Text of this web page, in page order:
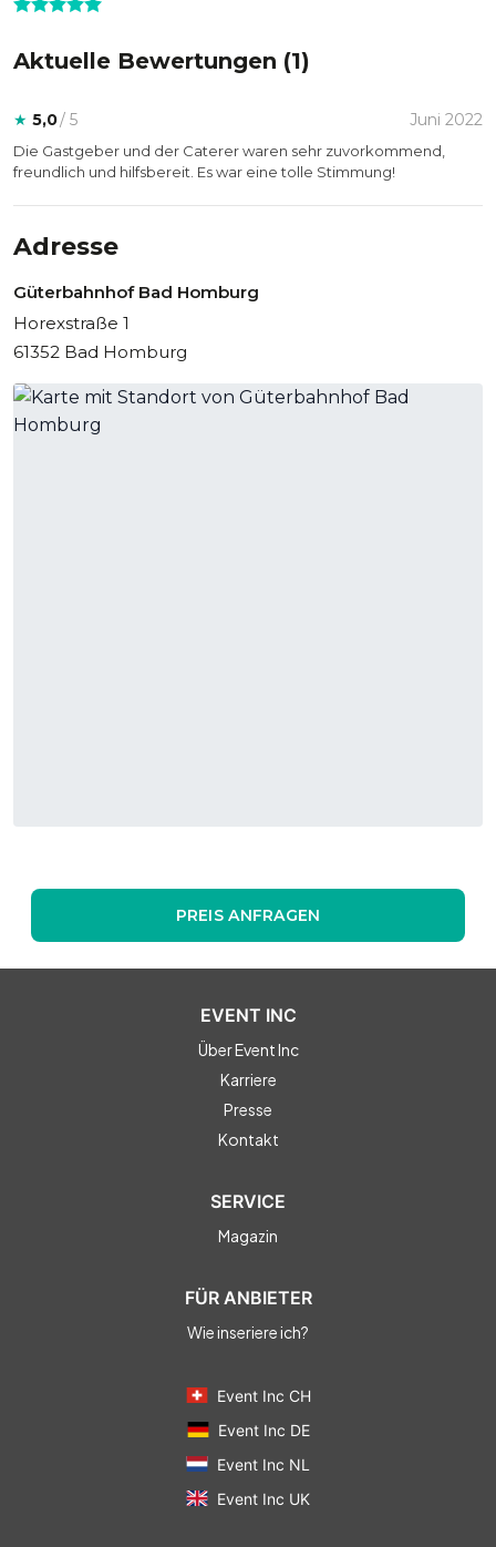
Aktuelle Bewertungen (1)
★ 5,0/ 5 Juni 2022
Die Gastgeber und der Caterer waren sehr zuvorkommend,
freundlich und hilfsbereit. Es war eine tolle Stimmung!
Adresse
Güterbahnhof Bad Homburg
Horexstraße 1
61352 Bad Homburg
PREIS ANFRAGEN
EVENT INC
Über Event Inc
Karriere
Presse
Kontakt
SERVICE
Magazin
FÜR ANBIETER
Wie inseriere ich?
Event Inc CH
Event Inc DE
Event Inc NL
Event Inc UK